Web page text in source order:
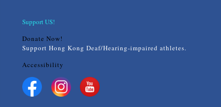
Support US!
Donate Now!
Support Hong Kong Deaf/Hearing-impaired athletes.
Accessibility